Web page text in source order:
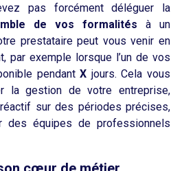
pas forcément déléguer la
de vos formalités à un
prestataire peut vous venir en
par exemple lorsque l’un de vos
pendant X jours. Cela vous
la gestion de votre entreprise,
sur des périodes précises,
des équipes de professionnels